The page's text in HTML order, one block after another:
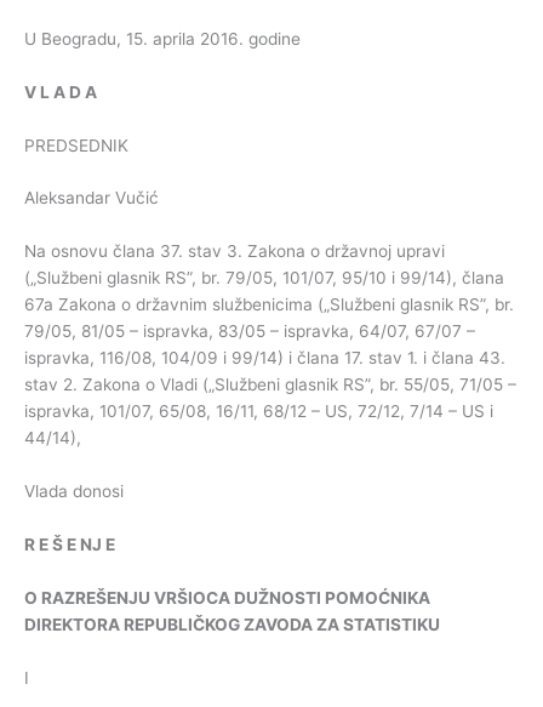
U Beogradu, 15. aprila 2016. godine
V L A D A
PREDSEDNIK
Aleksandar Vučić
Na osnovu člana 37. stav 3. Zakona o državnoj upravi
(„Službeni glasnik RS”, br. 79/05, 101/07, 95/10 i 99/14), člana
67a Zakona o državnim službenicima („Službeni glasnik RS”, br.
79/05, 81/05 – ispravka, 83/05 – ispravka, 64/07, 67/07 –
ispravka, 116/08, 104/09 i 99/14) i člana 17. stav 1. i člana 43.
stav 2. Zakona o Vladi („Službeni glasnik RS”, br. 55/05, 71/05 –
ispravka, 101/07, 65/08, 16/11, 68/12 – US, 72/12, 7/14 – US i
44/14),
Vlada donosi
R EŠ E NJ E
O RAZREŠENJU VRŠIOCA DUŽNOSTI POMOĆNIKA
DIREKTORA REPUBLIČKOGZAVODAZASTATISTIKU
I